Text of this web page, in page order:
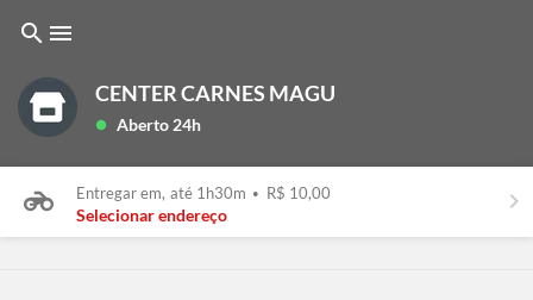
search menu
CENTER CARNES MAGU
lens Aberto 24h
Entregar em, até 1h30m • R$ 10,00
Selecionar endereço keyboard_arrow_right